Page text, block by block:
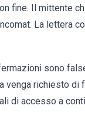
fine. Il mittente
La lettera
sono
venga richiesto
di accesso a